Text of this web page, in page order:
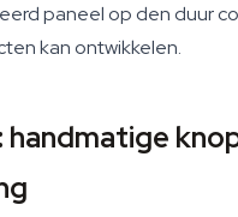
paneel op den duur
kan ontwikkelen.
handmatige